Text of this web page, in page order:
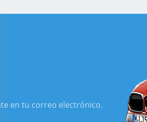
en tu correo electrónico.